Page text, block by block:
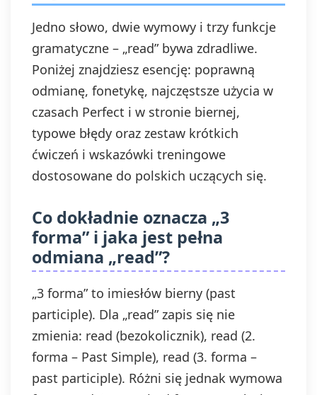
Jedno słowo, dwie wymowy i trzy funkcje
gramatyczne – „read” bywa zdradliwe.
Poniżej znajdziesz esencję: poprawną
odmianę, fonetykę, najczęstsze użycia w
czasach Perfect i w stronie biernej,
typowe błędy oraz zestaw krótkich
ćwiczeń i wskazówki treningowe
dostosowane do polskich uczących się.
Co dokładnie oznacza „3
forma” i jaka jest pełna
odmiana „read”?
„3 forma” to imiesłów bierny (past
participle). Dla „read” zapis się nie
zmienia: read (bezokolicznik), read (2.
forma – Past Simple), read (3. forma –
past participle). Różni się jednak wymowa